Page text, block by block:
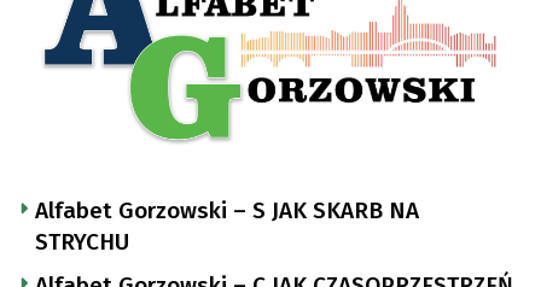
Alfabet Gorzowski – S JAK SKARB NA
STRYCHU